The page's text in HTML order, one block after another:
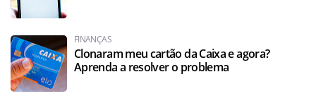
FINANÇAS
Clonaram meu cartão da Caixa e agora?
Aprenda a resolver o problema